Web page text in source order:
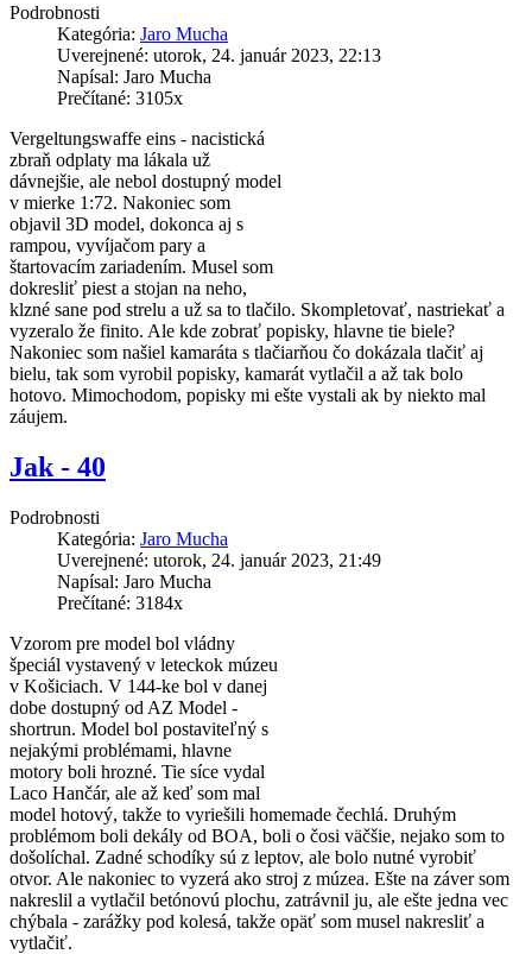
Podrobnosti
Kategória: Jaro Mucha
Uverejnené: utorok, 24. január 2023, 22:13
Napísal: Jaro Mucha
Prečítané: 3105x
Vergeltungswaffe eins - nacistická
zbraň odplaty ma lákala už
dávnejšie, ale nebol dostupný model
v mierke 1:72. Nakoniec som
objavil 3D model, dokonca aj s
rampou, vyvíjačom pary a
štartovacím zariadením. Musel som
dokresliť piest a stojan na neho,
klzné sane pod strelu a už sa to tlačilo. Skompletovať, nastriekať a
vyzeralo že finito. Ale kde zobrať popisky, hlavne tie biele?
Nakoniec som našiel kamaráta s tlačiarňou čo dokázala tlačiť aj
bielu, tak som vyrobil popisky, kamarát vytlačil a až tak bolo
hotovo. Mimochodom, popisky mi ešte vystali ak by niekto mal
záujem.
Jak - 40
Podrobnosti
Kategória: Jaro Mucha
Uverejnené: utorok, 24. január 2023, 21:49
Napísal: Jaro Mucha
Prečítané: 3184x
Vzorom pre model bol vládny
špeciál vystavený v leteckok múzeu
v Košiciach. V 144-ke bol v danej
dobe dostupný od AZ Model -
shortrun. Model bol postaviteľný s
nejakými problémami, hlavne
motory boli hrozné. Tie síce vydal
Laco Hančár, ale až keď som mal
model hotový, takže to vyriešili homemade čechlá. Druhým
problémom boli dekály od BOA, boli o čosi väčšie, nejako som to
došolíchal. Zadné schodíky sú z leptov, ale bolo nutné vyrobiť
otvor. Ale nakoniec to vyzerá ako stroj z múzea. Ešte na záver som
nakreslil a vytlačil betónovú plochu, zatrávnil ju, ale ešte jedna vec
chýbala - zarážky pod kolesá, takže opäť som musel nakresliť a
vytlačiť.